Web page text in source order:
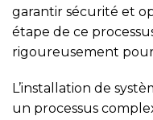
garantir sécurité et
étape de ce
rigoureusement
L’installation de
un processus